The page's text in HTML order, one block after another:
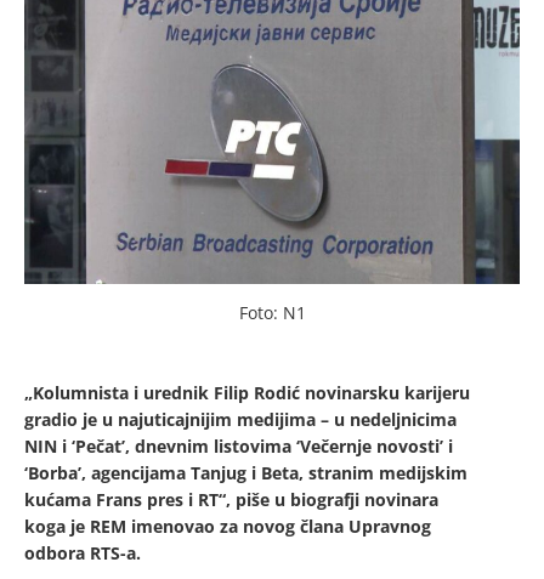
Foto: N1
„Kolumnista i urednik Filip Rodić novinarsku karijeru
gradio je u najuticajnijim medijima – u nedeljnicima
NIN i ‘Pečat’, dnevnim listovima ‘Večernje novosti’ i
‘Borba’, agencijama Tanjug i Beta, stranim medijskim
kućama Frans pres i RT“, piše u biografji novinara
koga je REM imenovao za novog člana Upravnog
odbora RTS-a.